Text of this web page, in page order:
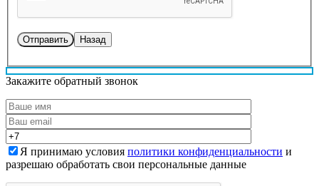
Назад
Закажите обратный звонок
Я принимаю условия политики конфиденциальности и
разрешаю обработать свои персональные данные